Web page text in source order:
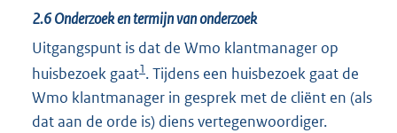
2.6Onderzoek en termijn van onderzoek
Uitgangspunt is dat de Wmo klantmanager op
huisbezoek gaat1. Tijdens een huisbezoek gaat de
Wmo klantmanager in gesprek met de cliënt en (als
dat aan de orde is) diens vertegenwoordiger.